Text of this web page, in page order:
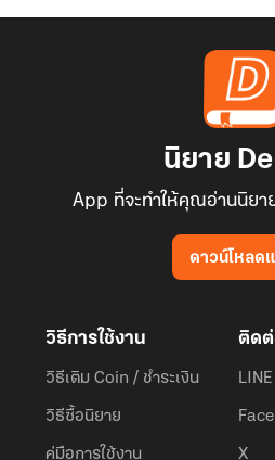
นิยาย
App ที่จะทำให้คุณอ่านนิยา
ดาวน์โหลด
วิธีการใช้งาน
วิธีเติม Coin / ชำระเงิน
วิธีซื้อนิยาย
คู่มือการใช้งาน
ติดต่
X